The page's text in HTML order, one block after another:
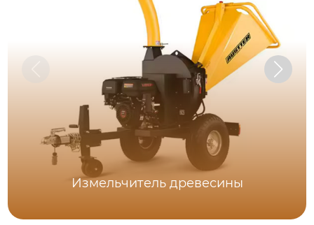
Измельчитель древесины